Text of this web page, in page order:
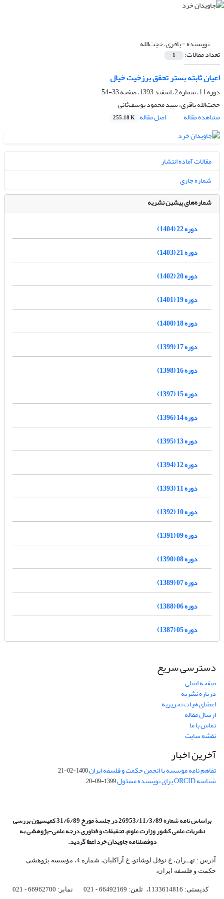
نویسنده =باقری، حجت‌الله
تعداد مقالات: 1
اعیان ثابته بستر تحقق برزخیت خیال
دوره 11، شماره 2، اسفند 1393، صفحه
33-54
حجت‌الله باقری، سید محمود یوسف‌ثانی
مشاهده مقاله
اصل مقاله 255.18 K
مقالات آماده انتشار
شماره جاری
شماره‌های پیشین نشریه
دوره 22 (1404)
دوره 21 (1403)
دوره 20 (1402)
دوره 19 (1401)
دوره 18 (1400)
دوره 17 (1399)
دوره 16 (1398)
دوره 15 (1397)
دوره 14 (1396)
دوره 13 (1395)
دوره 12 (1394)
دوره 11 (1393)
دوره 10 (1392)
دوره 09 (1391)
دوره 08 (1390)
دوره 07 (1389)
دوره 06 (1388)
دوره 05 (1387)
دسترسی سریع
صفحه اصلی
درباره نشریه
اعضای هیات تحریریه
ارسال مقاله
تماس با ما
نقشه سایت
آخرین اخبار
تفاهم نامه موسسه با انجمن حکمت و فلسفه ایران1400-02-21
شناسه ORCID برای نویسنده مسئول 1399-09-20
براساس نامه شماره 26953/11/3/89 در جلسة مورخ 31/6/89 کمیسیون
بررسی
نشریات علمی کشور وزارت علوم، تحقیقات و فناوری درجه علمی‌-پژوهشیبه
دوفصلنامه جاویدان خرد اعطا گردید.
آدرس : تهــران، خ نوفل لوشاتو، خ آراکلیان، شماره 4،‌ مؤسسه پژوهشی
حکمت و فلسفه ایران،‌
کدپستی: 1133614816، تلفن: 66492169 - 021 نمابر: 66962700 - 021